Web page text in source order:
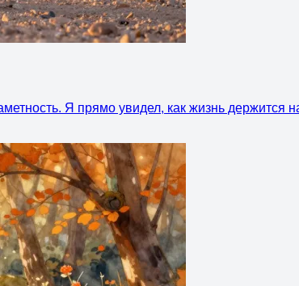
Я прямо увидел, как жизнь